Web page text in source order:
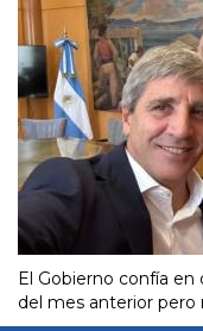
El Gobierno confía en
del mes anterior pero